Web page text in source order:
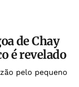
de Chay
é revelado
pelo pequeno